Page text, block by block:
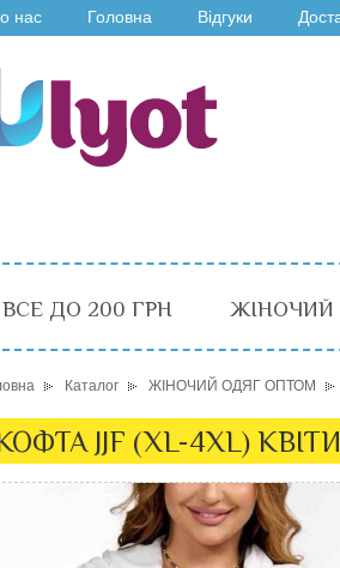
нас Головна Відгуки
ВСЕ ДО 200 ГРН ЖІНОЧИЙ
Каталог ЖІНОЧИЙ ОДЯГ ОПТОМ
JJF (XL-4XL) КВІТИ